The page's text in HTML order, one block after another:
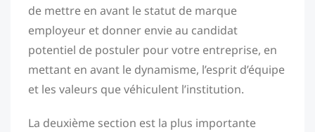
de mettre en avant le statut de marque
employeur et donner envie au candidat
potentiel de postuler pour votre entreprise, en
mettant en avant le dynamisme, l’esprit d’équipe
et les valeurs que véhiculent l’institution.
La deuxième section est la plus importante